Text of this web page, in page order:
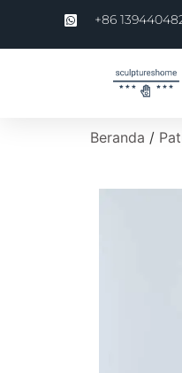
+86
Beranda /